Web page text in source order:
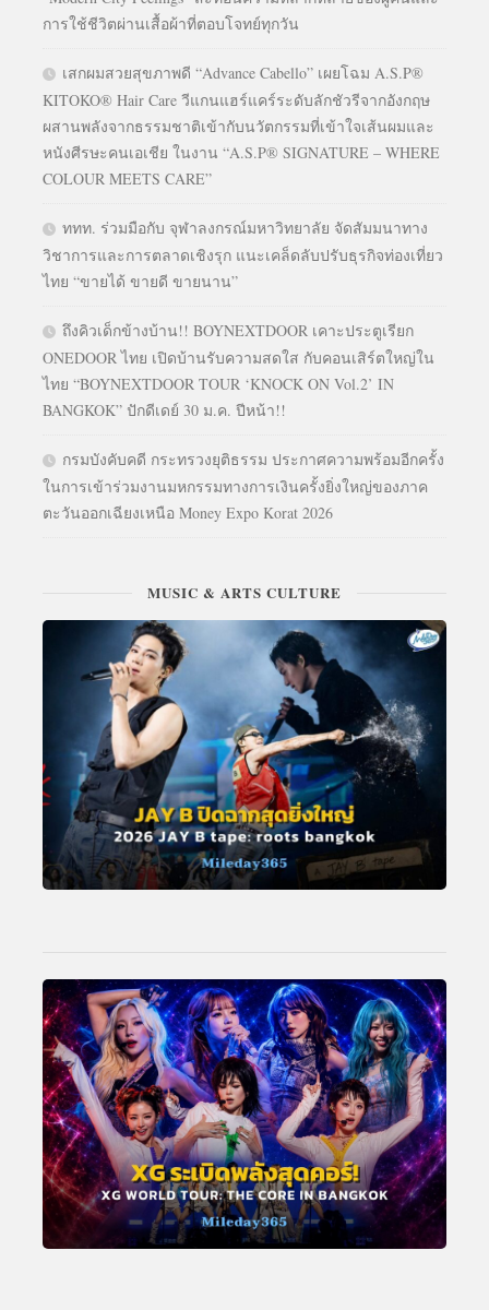
การใช้ชีวิตผ่านเสื้อผ้าที่ตอบโจทย์ทุกวัน
เสกผมสวยสุขภาพดี “Advance Cabello” เผยโฉม A.S.P®
KITOKO® Hair Care วีแกนแฮร์แคร์ระดับลักชัวรีจากอังกฤษ
ผสานพลังจากธรรมชาติเข้ากับนวัตกรรมที่เข้าใจเส้นผมและ
หนังศีรษะคนเอเชีย ในงาน “A.S.P® SIGNATURE – WHERE
COLOUR MEETS CARE”
ททท. ร่วมมือกับ จุฬาลงกรณ์มหาวิทยาลัย จัดสัมมนาทาง
วิชาการและการตลาดเชิงรุก แนะเคล็ดลับปรับธุรกิจท่องเที่ยว
ไทย “ขายได้ ขายดี ขายนาน”
ถึงคิวเด็กข้างบ้าน!! BOYNEXTDOOR เคาะประตูเรียก
ONEDOOR ไทย เปิดบ้านรับความสดใส กับคอนเสิร์ตใหญ่ใน
ไทย “BOYNEXTDOOR TOUR ‘KNOCK ON Vol.2’ IN
BANGKOK” ปักดีเดย์ 30 ม.ค. ปีหน้า!!
กรมบังคับคดี กระทรวงยุติธรรม ประกาศความพร้อมอีกครั้ง
ในการเข้าร่วมงานมหกรรมทางการเงินครั้งยิ่งใหญ่ของภาค
ตะวันออกเฉียงเหนือ Money Expo Korat 2026
MUSIC & ARTS CULTURE